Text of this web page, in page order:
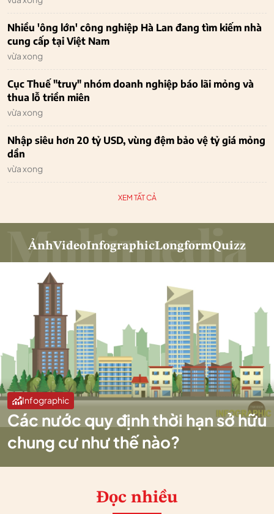
Nhiều 'ông lớn' công nghiệp Hà Lan đang tìm kiếm nhà
cung cấp tại Việt Nam
vừa xong
Cục Thuế "truy" nhóm doanh nghiệp báo lãi mỏng và
thua lỗ triền miên
vừa xong
Nhập siêu hơn 20 tỷ USD, vùng đệm bảo vệ tỷ giá mỏng
dần
vừa xong
XEM TẤT CẢ
ẢnhVideoInfographicLongformQuizz
Infographic
Các nước quy định thời hạn sở hữu
chung cư như thế nào?
Đọc nhiều